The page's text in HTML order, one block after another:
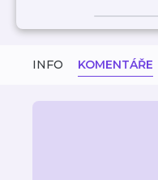
INFO KOMENTÁŘE